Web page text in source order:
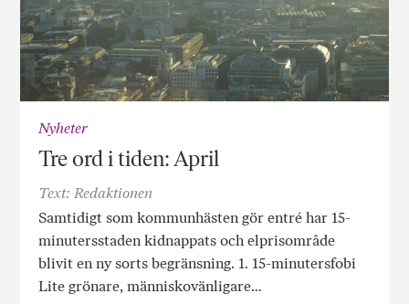
Nyheter
Tre ord i tiden: April
Text: Redaktionen
Samtidigt som kommunhästen gör entré har 15-
minutersstaden kidnappats och elprisområde
blivit en ny sorts begränsning. 1. 15-minutersfobi
Lite grönare, människovänligare…